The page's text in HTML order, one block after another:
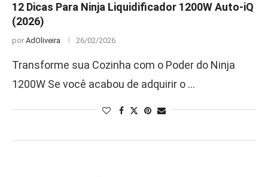
12 Dicas Para Ninja Liquidificador 1200W Auto-iQ
(2026)
por AdOliveira 26/02/2026
Transforme sua Cozinha com o Poder do Ninja
1200W Se você acabou de adquirir o …